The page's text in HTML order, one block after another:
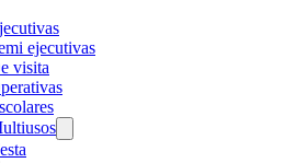
ejecutivas
visita